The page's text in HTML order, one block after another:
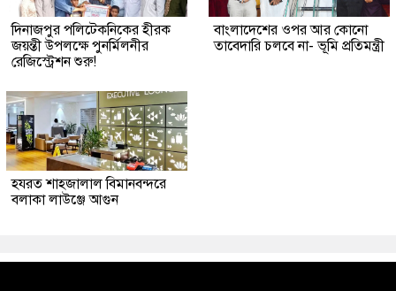
দিনাজপুর পলিটেকনিকের হীরক
জয়ন্তী উপলক্ষে পুনর্মিলনীর
রেজিস্ট্রেশন শুরু!
বাংলাদেশের ওপর আর কোনো
তাবেদারি চলবে না- ভূমি প্রতিমন্ত্রী
হযরত শাহজালাল বিমানবন্দরে
বলাকা লাউঞ্জে আগুন